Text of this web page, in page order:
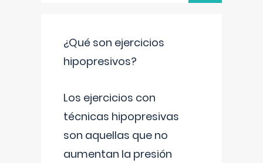
¿Qué son ejercicios
hipopresivos?
Los ejercicios con
técnicas hipopresivas
son aquellas que no
aumentan la presión